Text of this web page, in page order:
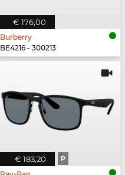
€ 176,00
Burberry
BE4216 - 300213
€ 183,20 P